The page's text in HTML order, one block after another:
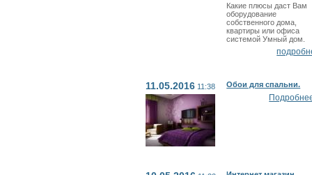
Какие плюсы даст Вам
оборудование
собственного дома,
квартиры или офиса
системой Умный дом.
11.05.2016 11:38 Обои для спальни.